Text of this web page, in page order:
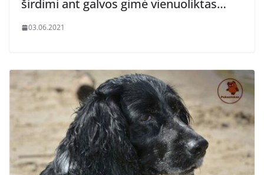
širdimi ant galvos gimė vienuoliktas…
03.06.2021